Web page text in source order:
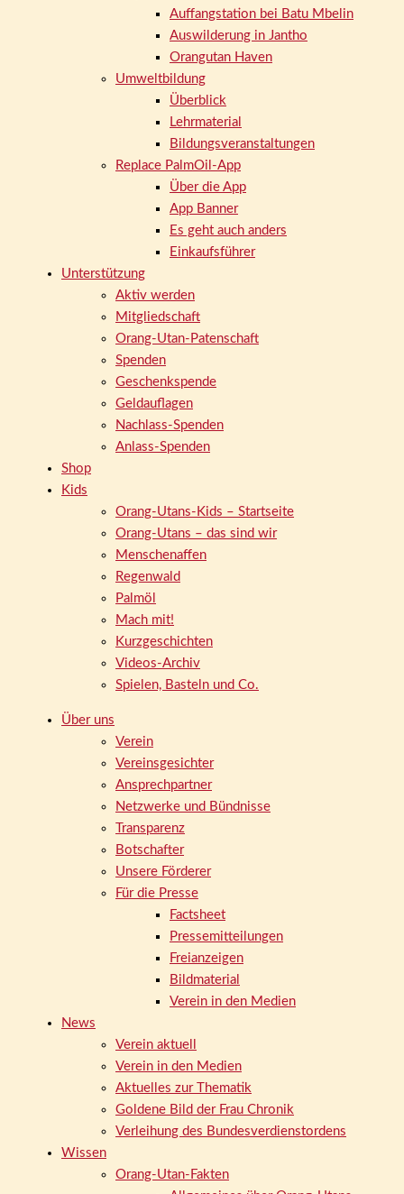
Auffangstation bei Batu Mbelin
Auswilderung in Jantho
Orangutan Haven
Umweltbildung
Überblick
Lehrmaterial
Bildungsveranstaltungen
Replace PalmOil-App
Über die App
App Banner
Es geht auch anders
Einkaufsführer
Unterstützung
Aktiv werden
Mitgliedschaft
Orang-Utan-Patenschaft
Spenden
Geschenkspende
Geldauflagen
Nachlass-Spenden
Anlass-Spenden
Shop
Kids
Orang-Utans-Kids – Startseite
Orang-Utans – das sind wir
Menschenaffen
Regenwald
Palmöl
Mach mit!
Kurzgeschichten
Videos-Archiv
Spielen, Basteln und Co.
Über uns
Verein
Vereinsgesichter
Ansprechpartner
Netzwerke und Bündnisse
Transparenz
Botschafter
Unsere Förderer
Für die Presse
Factsheet
Pressemitteilungen
Freianzeigen
Bildmaterial
Verein in den Medien
News
Verein aktuell
Verein in den Medien
Aktuelles zur Thematik
Goldene Bild der Frau Chronik
Verleihung des Bundesverdienstordens
Wissen
Orang-Utan-Fakten